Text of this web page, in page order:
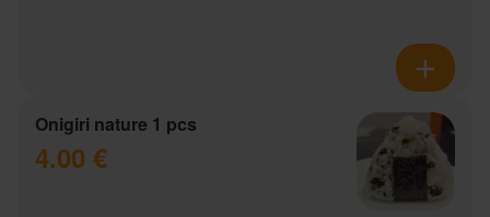
Onigiri nature 1 pcs
4.00 €